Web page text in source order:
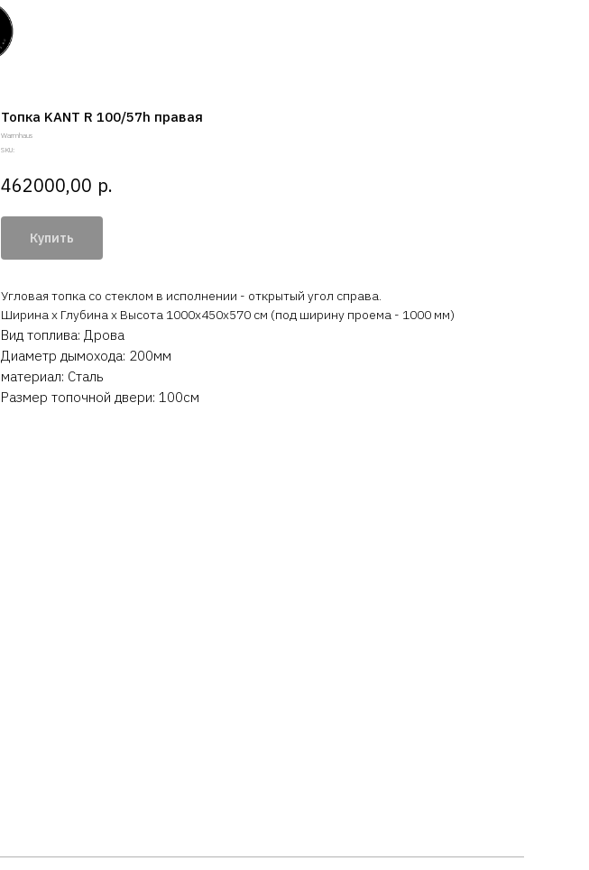
Топка KANT R 100/57h правая
Warmhaus
SKU:
462000,00 р.
Купить
Угловая топка со стеклом в исполнении - открытый угол справа.
Ширина x Глубина x Высота 1000x450x570 см (под ширину проема - 1000 мм)
Вид топлива: Дрова
Диаметр дымохода: 200мм
материал: Сталь
Размер топочной двери: 100см